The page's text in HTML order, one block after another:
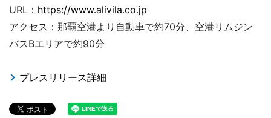
URL： https://www.alivila.co.jp
アクセス：那覇空港より自動車で約70分、空港リムジン
バスBエリアで約90分
プレスリリース詳細